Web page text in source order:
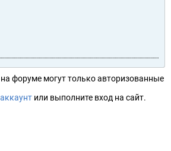
форуме могут только авторизованные
или выполните вход на сайт.